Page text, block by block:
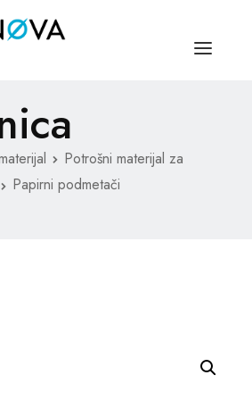
Potrošni materijal za
Papirni podmetači